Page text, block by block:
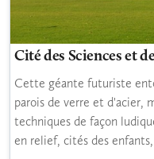
Cité des Sciences et
Cette géante futuriste
parois de verre et d'acier,
techniques de façon
en relief, cités des